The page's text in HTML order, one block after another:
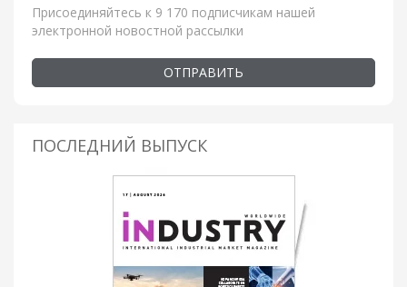
Присоединяйтесь к 9 170 подписчикам нашей
электронной новостной рассылки
ОТПРАВИТЬ
ПОСЛЕДНИЙ ВЫПУСК